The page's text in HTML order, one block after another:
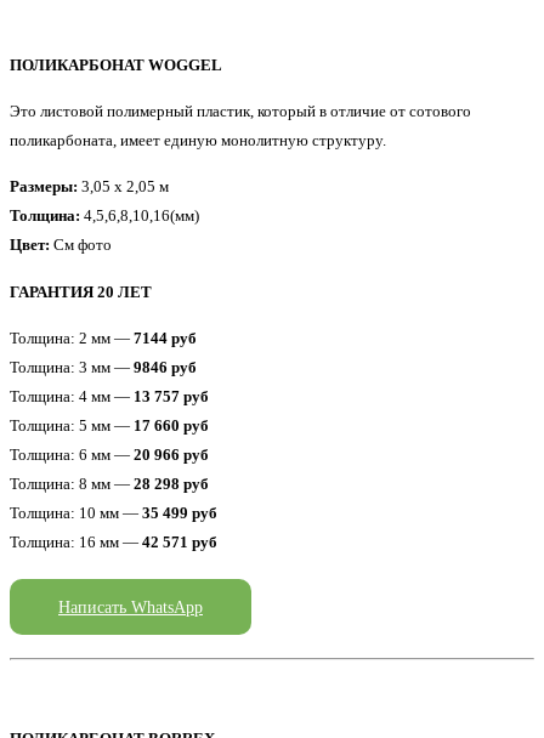
ПОЛИКАРБОНАТ WOGGEL
Это листовой полимерный пластик, который в отличие от сотового
поликарбоната, имеет единую монолитную структуру.
Размеры: 3,05 x 2,05 м
Толщина: 4,5,6,8,10,16(мм)
Цвет: См фото
ГАРАНТИЯ 20 ЛЕТ
Толщина: 2 мм — 7144 руб
Толщина: 3 мм — 9846 руб
Толщина: 4 мм — 13 757 руб
Толщина: 5 мм — 17 660 руб
Толщина: 6 мм — 20 966 руб
Толщина: 8 мм — 28 298 руб
Толщина: 10 мм — 35 499 руб
Толщина: 16 мм — 42 571 руб
Написать WhatsApp